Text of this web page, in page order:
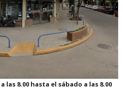
las 8.00 hasta el sábado a las 8.00